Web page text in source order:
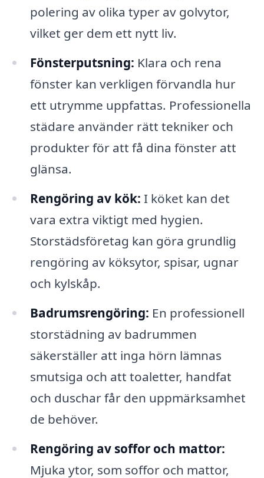
polering av olika typer av golvytor,
vilket ger dem ett nytt liv.
Fönsterputsning: Klara och rena
fönster kan verkligen förvandla hur
ett utrymme uppfattas. Professionella
städare använder rätt tekniker och
produkter för att få dina fönster att
glänsa.
Rengöring av kök: I köket kan det
vara extra viktigt med hygien.
Storstädsföretag kan göra grundlig
rengöring av köksytor, spisar, ugnar
och kylskåp.
Badrumsrengöring: En professionell
storstädning av badrummen
säkerställer att inga hörn lämnas
smutsiga och att toaletter, handfat
och duschar får den uppmärksamhet
de behöver.
Rengöring av soffor och mattor:
Mjuka ytor, som soffor och mattor,